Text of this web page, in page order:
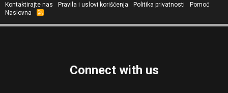
Kontaktirajte nas
Pravila i uslovi korišćenja Politika privatnosti
Pomoć
Naslovna
R
S
Connect with us